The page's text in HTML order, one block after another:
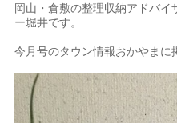
岡山・倉敷の整理収納アドバ
ー堀井です。
今月号のタウン情報おかやまに